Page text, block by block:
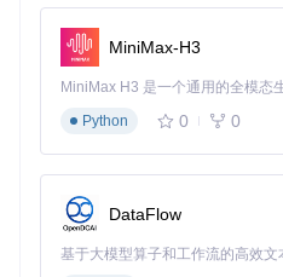
项目地址：
https://gitcode.com/
MiniMax-H3
Python
0 0
DataFlow
基于大模型算子和工作流的高效